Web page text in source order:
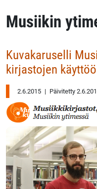
Musiikin
Kuvakaruselli
kirjastojen
2.6.2015 | Päivitetty